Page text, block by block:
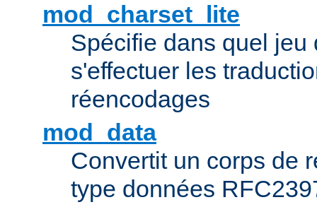
mod_charset_lite
Spécifie dans quel jeu
s'effectuer les
réencodages
mod_data
Convertit un corps de
type données